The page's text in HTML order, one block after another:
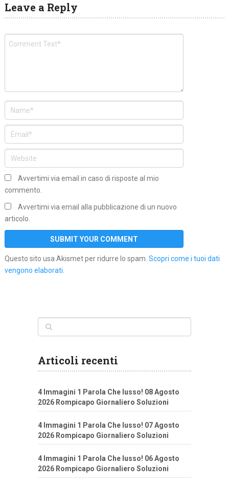
Leave a Reply
Avvertimi via email in caso di risposte al mio
commento.
Avvertimi via email alla pubblicazione di un nuovo
articolo.
Questo sito usa Akismet per ridurre lo spam. Scopri come i tuoi dati
vengono elaborati.
Articoli recenti
4 Immagini 1 Parola Che lusso! 08 Agosto
2026 Rompicapo Giornaliero Soluzioni
4 Immagini 1 Parola Che lusso! 07 Agosto
2026 Rompicapo Giornaliero Soluzioni
4 Immagini 1 Parola Che lusso! 06 Agosto
2026 Rompicapo Giornaliero Soluzioni